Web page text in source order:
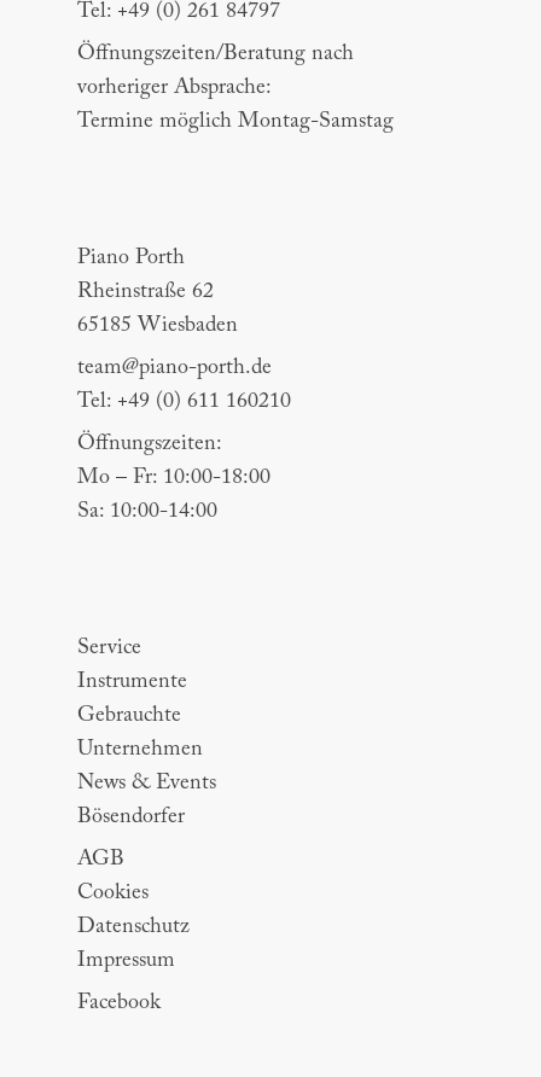
Tel: +49 (0) 261 84797
Öffnungszeiten/Beratung nach
vorheriger Absprache:
Termine möglich Montag-Samstag
Piano Porth
Rheinstraße 62
65185 Wiesbaden
team@piano-porth.de
Tel: +49 (0) 611 160210
Öffnungszeiten:
Mo – Fr: 10:00-18:00
Sa: 10:00-14:00
Service
Instrumente
Gebrauchte
Unternehmen
News & Events
Bösendorfer
AGB
Cookies
Datenschutz
Impressum
Facebook